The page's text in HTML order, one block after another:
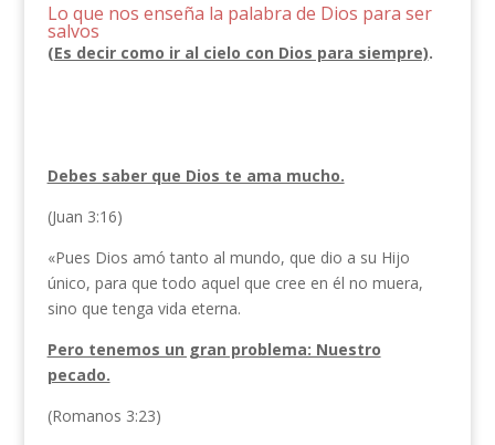
Lo que nos enseña la palabra de Dios para ser
salvos
(Es decir como ir al cielo con Dios para siempre).
Debes saber que Dios te ama mucho.
(Juan 3:16)
«Pues Dios amó tanto al mundo, que dio a su Hijo
único, para que todo aquel que cree en él no muera,
sino que tenga vida eterna.
Pero tenemos un gran problema: Nuestro
pecado.
(Romanos 3:23)